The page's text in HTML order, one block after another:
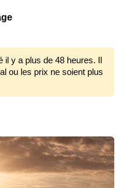
il y a plus de 48 heures. Il
ou les prix ne soient plus